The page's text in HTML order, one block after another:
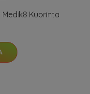
Kuorinta